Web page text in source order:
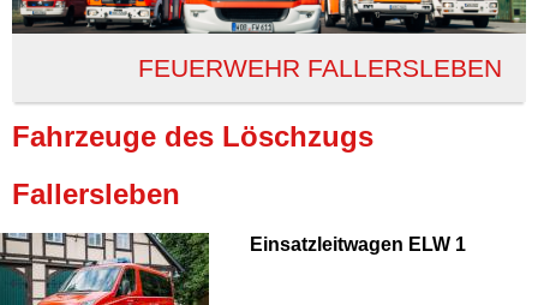
FEUERWEHR FALLERSLEBEN
Fahrzeuge des Löschzugs
Fallersleben
Einsatzleitwagen ELW 1